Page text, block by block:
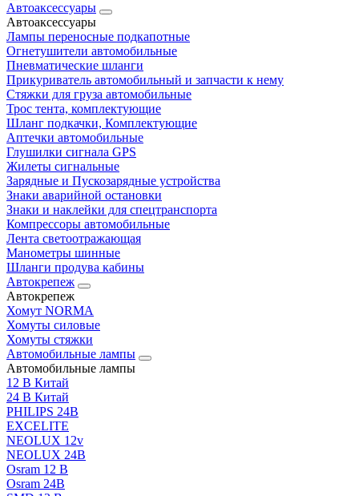
Автоаксессуары
Автоаксессуары
Лампы переносные подкапотные
Огнетушители автомобильные
Пневматические шланги
Прикуриватель автомобильный и запчасти к нему
Стяжки для груза автомобильные
Трос тента, комплектующие
Шланг подкачки, Комплектующие
Аптечки автомобильные
Глушилки сигнала GPS
Жилеты сигнальные
Зарядные и Пускозарядные устройства
Знаки аварийной остановки
Знаки и наклейки для спецтранспорта
Компрессоры автомобильные
Лента светоотражающая
Манометры шинные
Шланги продува кабины
Автокрепеж
Автокрепеж
Хомут NORMA
Хомуты силовые
Хомуты стяжки
Автомобильные лампы
Автомобильные лампы
12 В Китай
24 В Китай
PHILIPS 24В
EXCELITE
NEOLUX 12v
NEOLUX 24В
Osram 12 В
Osram 24В